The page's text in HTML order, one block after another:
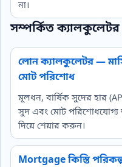
না।
সম্পর্কিত ক্যালকুলেটর
লোন ক্যালকুলেটর —
মোট পরিশোধ
মূলধন, বার্ষিক সুদের হার
সুদ এবং মোট পরিশোধযোগ্য
দিয়ে শেয়ার করুন।
Mortgage কিস্তি